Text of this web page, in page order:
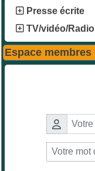
Presse écrite
TV/vidéo/Radio
Espace membres